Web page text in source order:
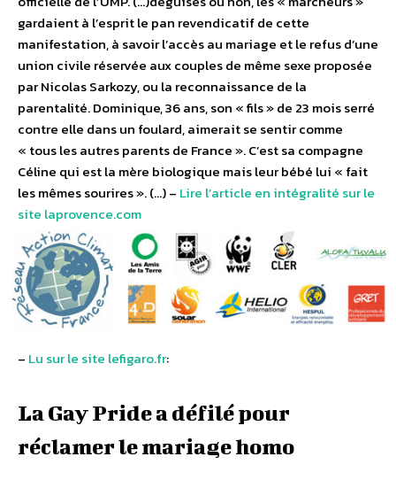
gardaient à l’esprit le pan revendicatif de cette
manifestation, à savoir l’accès au mariage et le refus d’une
union civile réservée aux couples de même sexe proposée
par Nicolas Sarkozy, ou la reconnaissance de la
parentalité. Dominique, 36 ans, son « fils » de 23 mois serré
contre elle dans un foulard, aimerait se sentir comme
« tous les autres parents de France ». C’est sa compagne
Céline qui est la mère biologique mais leur bébé lui « fait
les mêmes sourires ». (…) – Lire l’article en intégralité sur le
site laprovence.com
– Lu sur le site lefigaro.fr:
La Gay Pride a défilé pour
réclamer le mariage homo